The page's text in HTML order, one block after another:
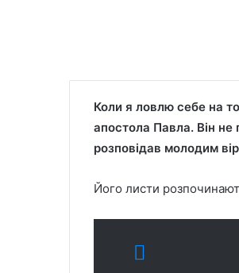
Коли я ловлю себе на
апостола Павла. Він не
розповідав молодим
Його листи